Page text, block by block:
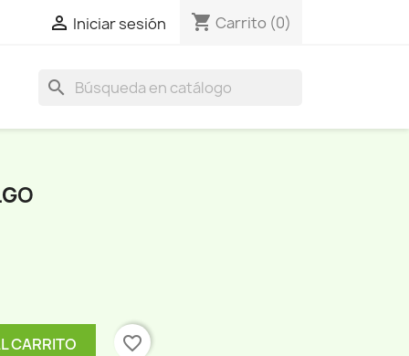
 Iniciar sesión shopping_cart Carrito (0)
search
CARRITO favorite_border